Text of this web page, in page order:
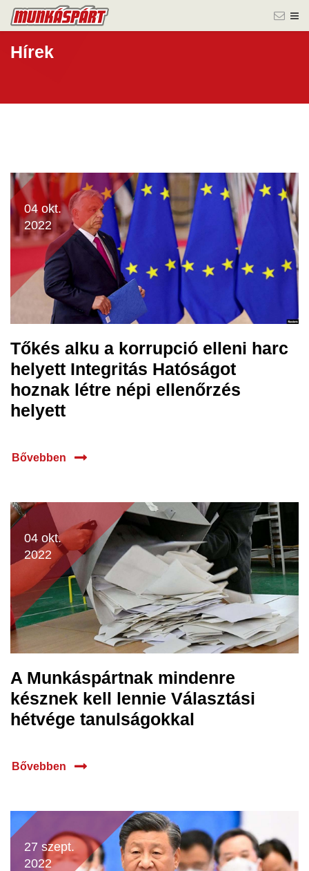
Hírek
04 okt.
2022
Tőkés alku a korrupció elleni harc
helyett Integritás Hatóságot
hoznak létre népi ellenőrzés
helyett
Bővebben
04 okt.
2022
A Munkáspártnak mindenre
késznek kell lennie Választási
hétvége tanulságokkal
Bővebben
27 szept.
2022